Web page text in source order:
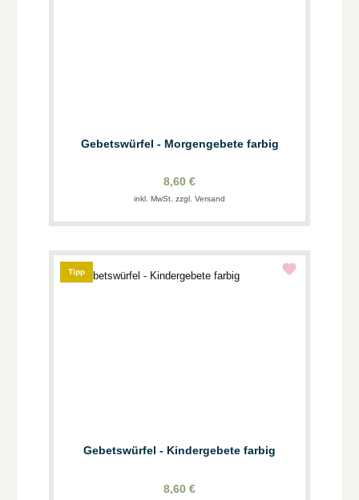
Gebetswürfel - Morgengebete farbig
8,60 €
inkl. MwSt. zzgl. Versand
Tipp
Gebetswürfel - Kindergebete farbig
8,60 €